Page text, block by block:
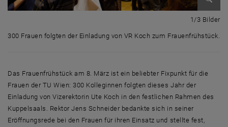
Bild
1/3 Bilder
300 Frauen folgten der Einladung von VR Koch zum Frauenfrühstück.
Das Frauenfrühstück am 8. März ist ein beliebter Fixpunkt für die
Frauen der TU Wien: 300 Kolleginnen folgten dieses Jahr der
Einladung von Vizerektorin Ute Koch in den festlichen Rahmen des
Kuppelsaals. Rektor Jens Schneider bedankte sich in seiner
Eröffnungsrede bei den Frauen für ihren Einsatz und stellte fest,